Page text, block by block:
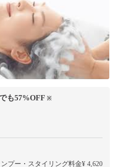
も57%OFF ※
プー・スタイリング料金¥ 4,620